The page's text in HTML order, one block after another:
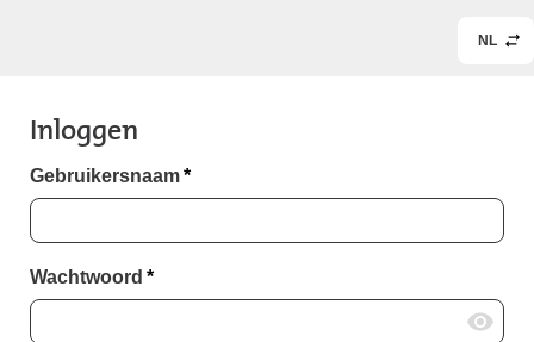
NL
Inloggen
Gebruikersnaam*
Wachtwoord *